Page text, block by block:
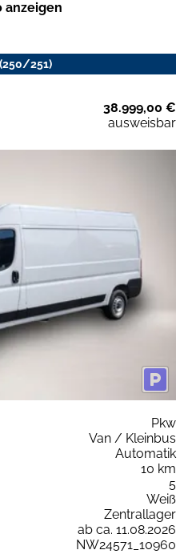
anzeigen
251)
38.999,00 €
ausweisbar
Pkw
Van / Kleinbus
Automatik
10 km
5
Weiß
Zentrallager
ab ca. 11.08.2026
NW24571_10960